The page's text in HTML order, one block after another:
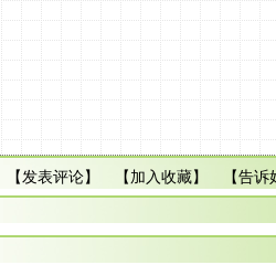
【发表评论】 【加入收藏】 【告诉